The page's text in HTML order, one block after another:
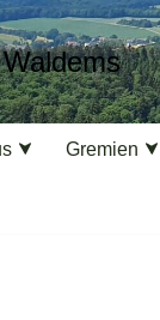
Gremien